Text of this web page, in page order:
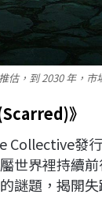
估，到 2030 年，
》
Collective發
世界裡持續
謎題，揭開